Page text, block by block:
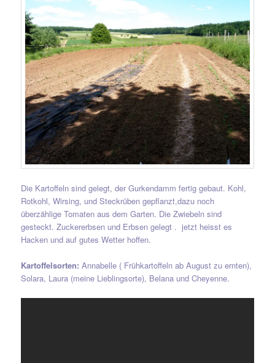
Die Kartoffeln sind gelegt, der Gurkendamm fertig gebaut. Kohl,
Rotkohl, Wirsing, und Steckrüben gepflanzt,dazu noch
überzählige Tomaten aus dem Garten. Die Zwiebeln sind
gesteckt. Zuckererbsen und Erbsen gelegt . jetzt heisst es
Hacken und auf gutes Wetter hoffen.
Kartoffelsorten: Annabelle ( Frühkartoffeln ab August zu ernten),
Solara, Laura (meine Lieblingsorte), Belana und Cheyenne.